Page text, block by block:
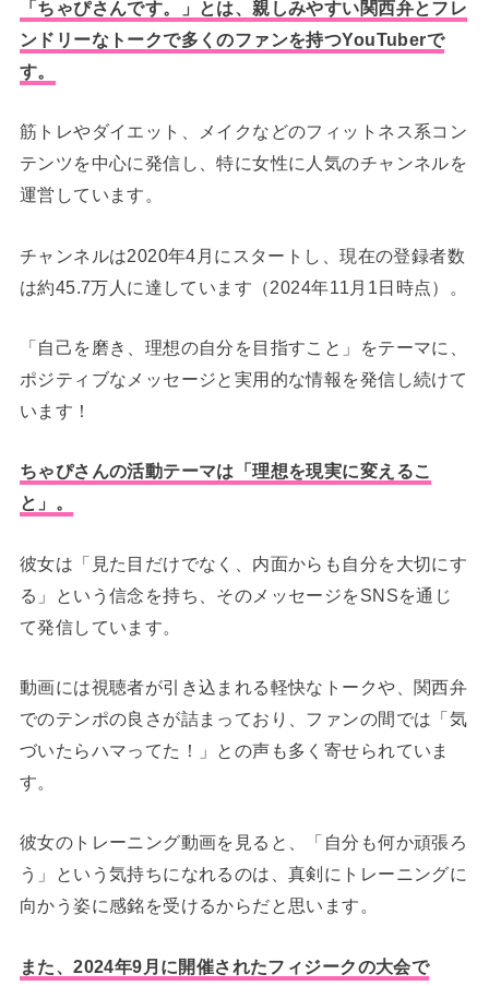
「ちゃぴさんです。」とは、親しみやすい関西弁とフレ
ンドリーなトークで多くのファンを持つYouTuberで
す。
筋トレやダイエット、メイクなどのフィットネス系コン
テンツを中心に発信し、特に女性に人気のチャンネルを
運営しています。
チャンネルは2020年4月にスタートし、現在の登録者数
は約45.7万人に達しています（2024年11月1日時点）。
「自己を磨き、理想の自分を目指すこと」をテーマに、
ポジティブなメッセージと実用的な情報を発信し続けて
います！
ちゃぴさんの活動テーマは「理想を現実に変えるこ
と」。
彼女は「見た目だけでなく、内面からも自分を大切にす
る」という信念を持ち、そのメッセージをSNSを通じ
て発信しています。
動画には視聴者が引き込まれる軽快なトークや、関西弁
でのテンポの良さが詰まっており、ファンの間では「気
づいたらハマってた！」との声も多く寄せられていま
す。
彼女のトレーニング動画を見ると、「自分も何か頑張ろ
う」という気持ちになれるのは、真剣にトレーニングに
向かう姿に感銘を受けるからだと思います。
また、2024年9月に開催されたフィジークの大会で